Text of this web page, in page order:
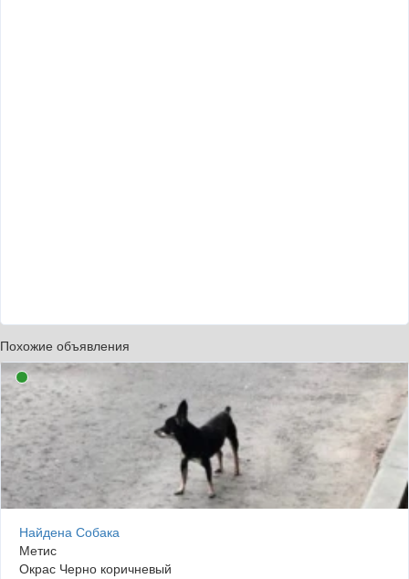
Похожие объявления
Найдена Собака
Метис
Окрас Черно коричневый